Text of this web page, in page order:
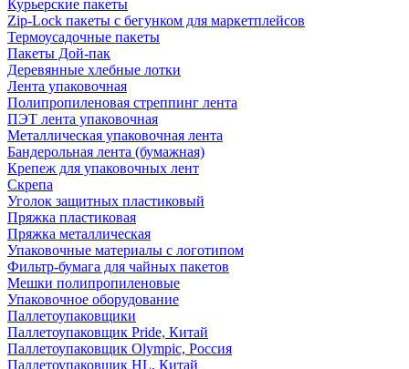
Курьерские пакеты
Zip-Lock пакеты с бегунком для маркетплейсов
Термоусадочные пакеты
Пакеты Дой-пак
Деревянные хлебные лотки
Лента упаковочная
Полипропиленовая стреппинг лента
ПЭТ лента упаковочная
Металлическая упаковочная лента
Бандерольная лента (бумажная)
Крепеж для упаковочных лент
Скрепа
Уголок защитных пластиковый
Пряжка пластиковая
Пряжка металлическая
Упаковочные материалы с логотипом
Фильтр-бумага для чайных пакетов
Мешки полипропиленовые
Упаковочное оборудование
Паллетоупаковщики
Паллетоупаковщик Pride, Китай
Паллетоупаковщик Olympic, Россия
Паллетоупаковщик HL, Китай